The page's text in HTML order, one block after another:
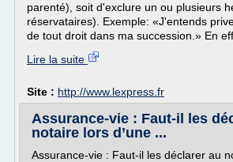
parenté), soit d'exclure un ou plusieurs
réservataires). Exemple: «J'entends
de tout droit dans ma succession.» En
Lire la suite
Site : http://www.lexpress.fr
Assurance-vie : Faut-il les
notaire lors d’une ...
Assurance-vie : Faut-il les déclarer au